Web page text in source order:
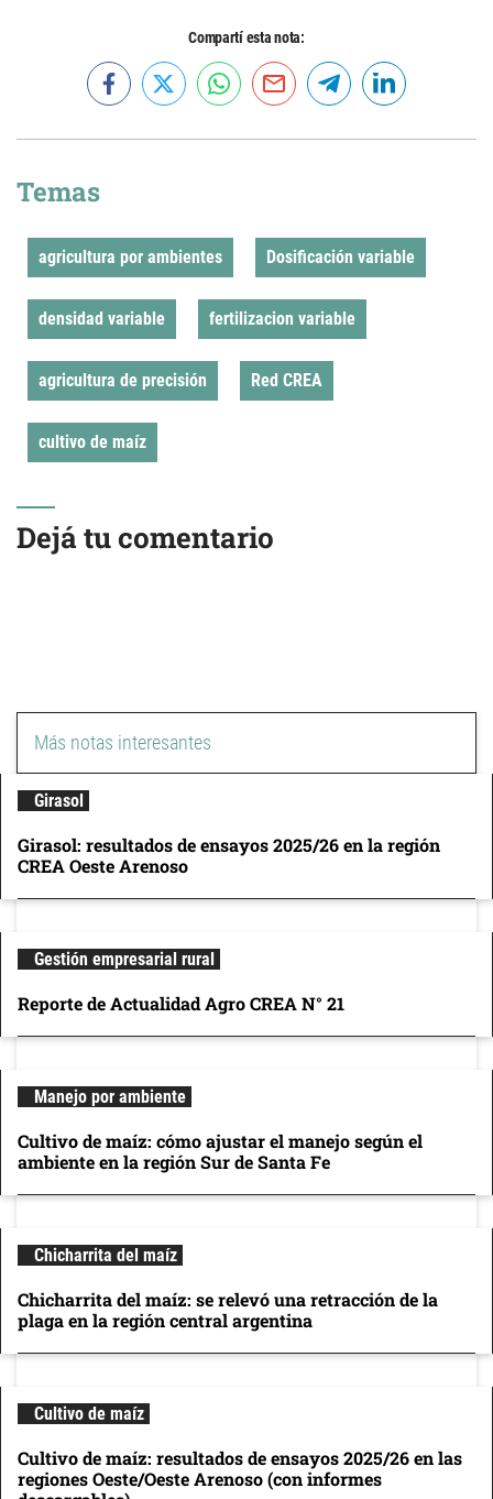
Compartí esta nota:
Temas
agricultura por ambientes Dosificación variable
densidad variable fertilizacion variable
agricultura de precisión Red CREA
cultivo de maíz
Dejá tu comentario
Más notas interesantes
Girasol
Girasol: resultados de ensayos 2025/26 en la región
CREA Oeste Arenoso
Gestión empresarial rural
Reporte de Actualidad Agro CREA N° 21
Manejo por ambiente
Cultivo de maíz: cómo ajustar el manejo según el
ambiente en la región Sur de Santa Fe
Chicharrita del maíz
Chicharrita del maíz: se relevó una retracción de la
plaga en la región central argentina
Cultivo de maíz
Cultivo de maíz: resultados de ensayos 2025/26 en las
regiones Oeste/Oeste Arenoso (con informes